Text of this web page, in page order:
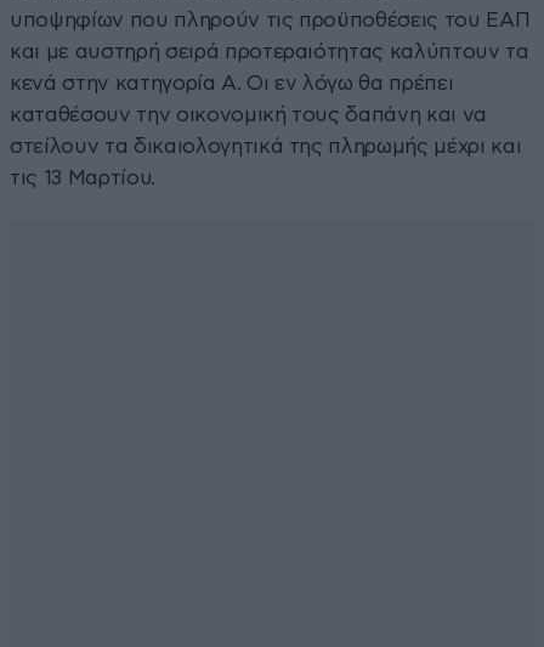
υποψηφίων που πληρούν τις προϋποθέσεις του ΕΑΠ
και με αυστηρή σειρά προτεραιότητας καλύπτουν τα
κενά στην κατηγορία Α. Οι εν λόγω θα πρέπει
καταθέσουν την οικονομική τους δαπάνη και να
στείλουν τα δικαιολογητικά της πληρωμής μέχρι και
τις 13 Μαρτίου.